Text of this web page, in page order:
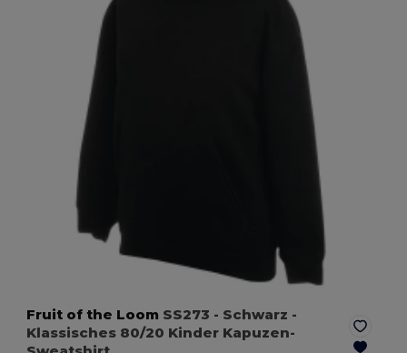
Fruit of the Loom SS273 - Schwarz -
Klassisches 80/20 Kinder Kapuzen-